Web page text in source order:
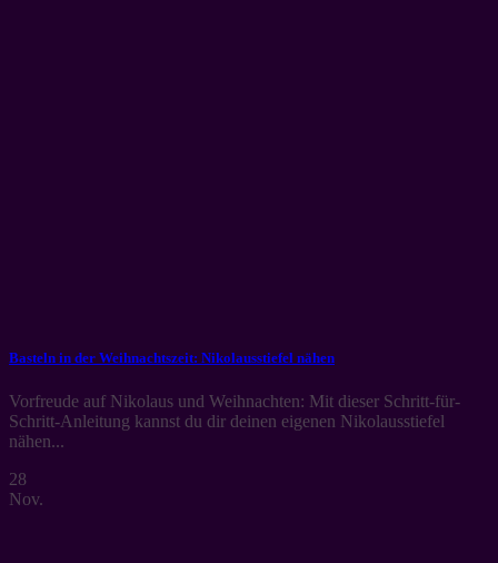
Basteln in der Weihnachtszeit: Nikolausstiefel nähen
Vorfreude auf Nikolaus und Weihnachten: Mit dieser Schritt-für-
Schritt-Anleitung kannst du dir deinen eigenen Nikolausstiefel
nähen...
28
Nov.